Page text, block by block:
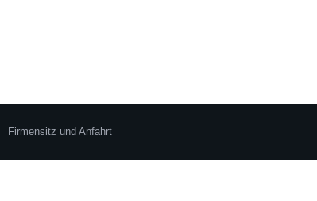
Firmensitz und Anfahrt